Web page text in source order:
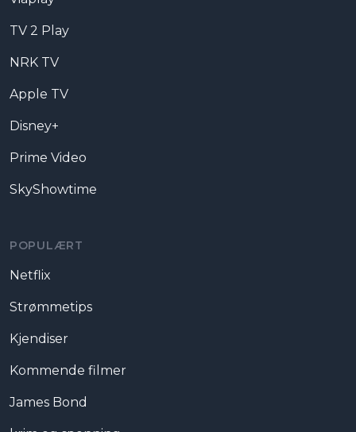
TV 2 Play
NRK TV
Apple TV
Disney+
Prime Video
SkyShowtime
POPULÆRT
Netflix
Strømmetips
Kjendiser
Kommende filmer
James Bond